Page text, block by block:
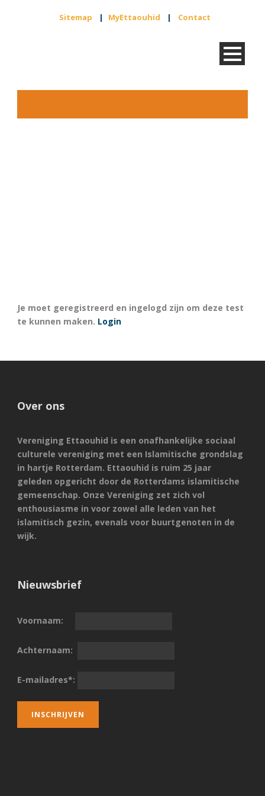
Sitemap | MyEttaouhid | Contact
Je moet geregistreerd en ingelogd zijn om deze test
te kunnen maken. Login
Over ons
Vereniging Ettaouhid is een onafhankelijke sociaal
culturele vereniging met een Islamitische grondslag
in hartje Rotterdam. Ettaouhid is ruim 25 jaar
geleden opgericht door de Rotterdams islamitische
gemeenschap. Onze Vereniging zet zich vol
enthousiasme in voor zowel alle leden van het
islamitisch gezin, evenals voor buurtgenoten in de
wijk.
Nieuwsbrief
Voornaam:
Achternaam:
E-mailadres*: